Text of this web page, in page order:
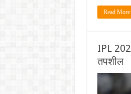
Read More
IPL
तपशील